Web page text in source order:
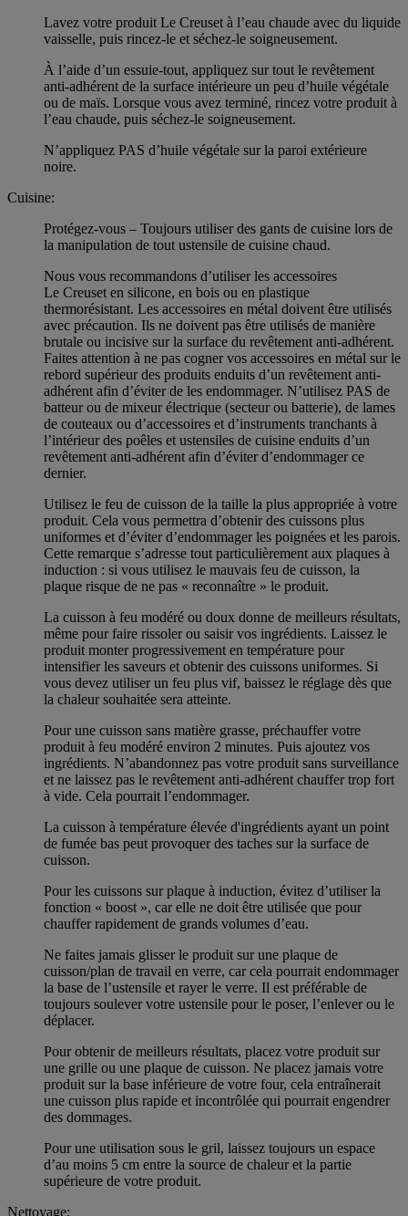
Lavez votre produit Le Creuset à l’eau chaude avec du liquide
vaisselle, puis rincez-le et séchez-le soigneusement.
À l’aide d’un essuie-tout, appliquez sur tout le revêtement
anti-adhérent de la surface intérieure un peu d’huile végétale
ou de maïs. Lorsque vous avez terminé, rincez votre produit à
l’eau chaude, puis séchez-le soigneusement.
N’appliquez PAS d’huile végétale sur la paroi extérieure
noire.
Cuisine:
Protégez-vous – Toujours utiliser des gants de cuisine lors de
la manipulation de tout ustensile de cuisine chaud.
Nous vous recommandons d’utiliser les accessoires
Le Creuset en silicone, en bois ou en plastique
thermorésistant. Les accessoires en métal doivent être utilisés
avec précaution. Ils ne doivent pas être utilisés de manière
brutale ou incisive sur la surface du revêtement anti-adhérent.
Faites attention à ne pas cogner vos accessoires en métal sur le
rebord supérieur des produits enduits d’un revêtement anti-
adhérent afin d’éviter de les endommager. N’utilisez PAS de
batteur ou de mixeur électrique (secteur ou batterie), de lames
de couteaux ou d’accessoires et d’instruments tranchants à
l’intérieur des poêles et ustensiles de cuisine enduits d’un
revêtement anti-adhérent afin d’éviter d’endommager ce
dernier.
Utilisez le feu de cuisson de la taille la plus appropriée à votre
produit. Cela vous permettra d’obtenir des cuissons plus
uniformes et d’éviter d’endommager les poignées et les parois.
Cette remarque s’adresse tout particulièrement aux plaques à
induction : si vous utilisez le mauvais feu de cuisson, la
plaque risque de ne pas « reconnaître » le produit.
La cuisson à feu modéré ou doux donne de meilleurs résultats,
même pour faire rissoler ou saisir vos ingrédients. Laissez le
produit monter progressivement en température pour
intensifier les saveurs et obtenir des cuissons uniformes. Si
vous devez utiliser un feu plus vif, baissez le réglage dès que
la chaleur souhaitée sera atteinte.
Pour une cuisson sans matière grasse, préchauffer votre
produit à feu modéré environ 2 minutes. Puis ajoutez vos
ingrédients. N’abandonnez pas votre produit sans surveillance
et ne laissez pas le revêtement anti-adhérent chauffer trop fort
à vide. Cela pourrait l’endommager.
La cuisson à température élevée d'ingrédients ayant un point
de fumée bas peut provoquer des taches sur la surface de
cuisson.
Pour les cuissons sur plaque à induction, évitez d’utiliser la
fonction « boost », car elle ne doit être utilisée que pour
chauffer rapidement de grands volumes d’eau.
Ne faites jamais glisser le produit sur une plaque de
cuisson/plan de travail en verre, car cela pourrait endommager
la base de l’ustensile et rayer le verre. Il est préférable de
toujours soulever votre ustensile pour le poser, l’enlever ou le
déplacer.
Pour obtenir de meilleurs résultats, placez votre produit sur
une grille ou une plaque de cuisson. Ne placez jamais votre
produit sur la base inférieure de votre four, cela entraînerait
une cuisson plus rapide et incontrôlée qui pourrait engendrer
des dommages.
Pour une utilisation sous le gril, laissez toujours un espace
d’au moins 5 cm entre la source de chaleur et la partie
supérieure de votre produit.
Nettoyage: